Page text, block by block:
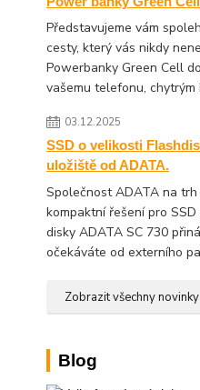
Představujeme vám
cesty, který vás nikdy
Powerbanky Green Cell
vašemu telefonu, chytrým
03.12.2025
SSD o velikosti
uložiště od ADATA.
Společnost ADATA na
kompaktní řešení pro SSD
disky ADATA SC 730
očekáváte od externího
Zobrazit všechny novinky
Blog